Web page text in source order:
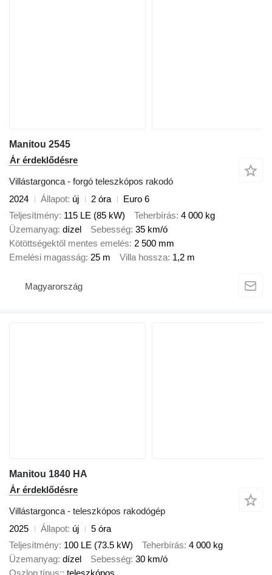
Manitou 2545
Ár érdeklődésre
Villástargonca - forgó teleszkópos rakodó
2024
Állapot új 2 óra
Euro 6
Teljesítmény 115 LE (85 kW) Teherbírás 4 000 kg
Üzemanyag dízel Sebesség 35 km/ó
Kötöttségektől mentes emelés 2 500 mm
Emelési magasság 25 m Villa hossza 1,2 m
Magyarország
Manitou 1840 HA
Ár érdeklődésre
Villástargonca - teleszkópos rakodógép
2025
Állapot új
5 óra
Teljesítmény 100 LE (73.5 kW) Teherbírás 4 000 kg
Üzemanyag dízel Sebesség 30 km/ó
Oszlop típus: teleszkópos